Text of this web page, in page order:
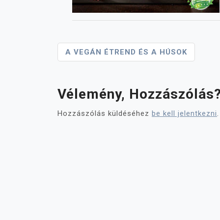
Bejegyzés
A VEGÁN ÉTREND ÉS A HÚSOK
Vélemény,
Hozzászólás küldéséhez be kell jelentkezni